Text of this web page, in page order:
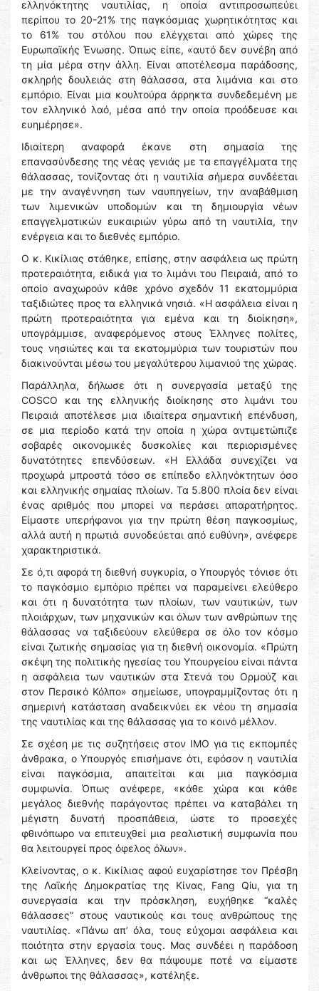
ελληνόκτητης ναυτιλίας, η οποία αντιπροσωπεύει
περίπου το 20-21% της παγκόσμιας χωρητικότητας και
το 61% του στόλου που ελέγχεται από χώρες της
Ευρωπαϊκής Ένωσης. Όπως είπε, «αυτό δεν συνέβη από
τη μία μέρα στην άλλη. Είναι αποτέλεσμα παράδοσης,
σκληρής δουλειάς στη θάλασσα, στα λιμάνια και στο
εμπόριο. Είναι μια κουλτούρα άρρηκτα συνδεδεμένη με
τον ελληνικό λαό, μέσα από την οποία προόδευσε και
ευημέρησε».
Ιδιαίτερη αναφορά έκανε στη σημασία της
επανασύνδεσης της νέας γενιάς με τα επαγγέλματα της
θάλασσας, τονίζοντας ότι η ναυτιλία σήμερα συνδέεται
με την αναγέννηση των ναυπηγείων, την αναβάθμιση
των λιμενικών υποδομών και τη δημιουργία νέων
επαγγελματικών ευκαιριών γύρω από τη ναυτιλία, την
ενέργεια και το διεθνές εμπόριο.
Ο κ. Κικίλιας στάθηκε, επίσης, στην ασφάλεια ως πρώτη
προτεραιότητα, ειδικά για το λιμάνι του Πειραιά, από το
οποίο αναχωρούν κάθε χρόνο σχεδόν 11 εκατομμύρια
ταξιδιώτες προς τα ελληνικά νησιά. «Η ασφάλεια είναι η
πρώτη προτεραιότητα για εμένα και τη διοίκηση»,
υπογράμμισε, αναφερόμενος στους Έλληνες πολίτες,
τους νησιώτες και τα εκατομμύρια των τουριστών που
διακινούνται μέσω του μεγαλύτερου λιμανιού της χώρας.
Παράλληλα, δήλωσε ότι η συνεργασία μεταξύ της
COSCO και της ελληνικής διοίκησης στο λιμάνι του
Πειραιά αποτέλεσε μια ιδιαίτερα σημαντική επένδυση,
σε μια περίοδο κατά την οποία η χώρα αντιμετώπιζε
σοβαρές οικονομικές δυσκολίες και περιορισμένες
δυνατότητες επενδύσεων. «Η Ελλάδα συνεχίζει να
προχωρά μπροστά τόσο σε επίπεδο ελληνόκτητων όσο
και ελληνικής σημαίας πλοίων. Τα 5.800 πλοία δεν είναι
ένας αριθμός που μπορεί να περάσει απαρατήρητος.
Είμαστε υπερήφανοι για την πρώτη θέση παγκοσμίως,
αλλά αυτή η πρωτιά συνοδεύεται από ευθύνη», ανέφερε
χαρακτηριστικά.
Σε ό,τι αφορά τη διεθνή συγκυρία, ο Υπουργός τόνισε ότι
το παγκόσμιο εμπόριο πρέπει να παραμείνει ελεύθερο
και ότι η δυνατότητα των πλοίων, των ναυτικών, των
πλοιάρχων, των μηχανικών και όλων των ανθρώπων της
θάλασσας να ταξιδεύουν ελεύθερα σε όλο τον κόσμο
είναι ζωτικής σημασίας για τη διεθνή οικονομία. «Πρώτη
σκέψη της πολιτικής ηγεσίας του Υπουργείου είναι πάντα
η ασφάλεια των ναυτικών στα Στενά του Ορμούζ και
στον Περσικό Κόλπο» σημείωσε, υπογραμμίζοντας ότι η
σημερινή κατάσταση αναδεικνύει εκ νέου τη σημασία
της ναυτιλίας και της θάλασσας για το κοινό μέλλον.
Σε σχέση με τις συζητήσεις στον IMO για τις εκπομπές
άνθρακα, ο Υπουργός επισήμανε ότι, εφόσον η ναυτιλία
είναι παγκόσμια, απαιτείται και μια παγκόσμια
συμφωνία. Όπως ανέφερε, «κάθε χώρα και κάθε
μεγάλος διεθνής παράγοντας πρέπει να καταβάλει τη
μέγιστη δυνατή προσπάθεια, ώστε το προσεχές
φθινόπωρο να επιτευχθεί μια ρεαλιστική συμφωνία που
θα λειτουργεί προς όφελος όλων».
Κλείνοντας, ο κ. Κικίλιας αφού ευχαρίστησε τον Πρέσβη
της Λαϊκής Δημοκρατίας της Κίνας, Fang Qiu, για τη
συνεργασία και την πρόσκληση, ευχήθηκε “καλές
θάλασσες” στους ναυτικούς και τους ανθρώπους της
ναυτιλίας. «Πάνω απ’ όλα, τους εύχομαι ασφάλεια και
ποιότητα στην εργασία τους. Μας συνδέει η παράδοση
και ως Έλληνες, δεν θα πάψουμε ποτέ να είμαστε
άνθρωποι της θάλασσας», κατέληξε.